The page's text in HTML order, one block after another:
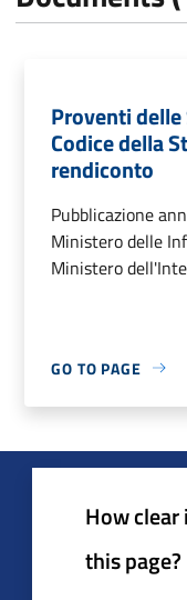
Proventi
Codice della
rendiconto
Pubblicazione
Ministero delle
Ministero
GO TO PAGE
How
this page?